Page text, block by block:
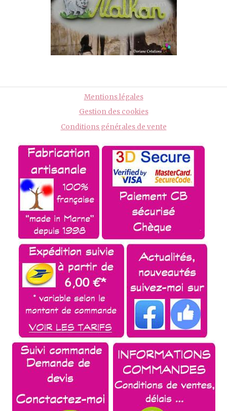
Mentions légales
Gestion des cookies
Conditions générales de vente